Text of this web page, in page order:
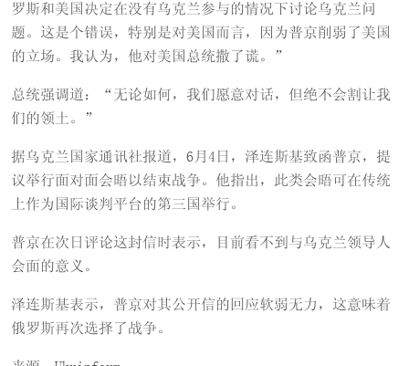
罗斯和美国决定在没有乌克兰参与的情况下讨论乌克兰问
题。这是个错误，特别是对美国而言，因为普京削弱了美国
的立场。我认为，他对美国总统撒了谎。”
总统强调道：“无论如何，我们愿意对话，但绝不会割让我
们的领土。”
据乌克兰国家通讯社报道，6月4日，泽连斯基致函普京，提
议举行面对面会晤以结束战争。他指出，此类会晤可在传统
上作为国际谈判平台的第三国举行。
普京在次日评论这封信时表示，目前看不到与乌克兰领导人
会面的意义。
泽连斯基表示，普京对其公开信的回应软弱无力，这意味着
俄罗斯再次选择了战争。